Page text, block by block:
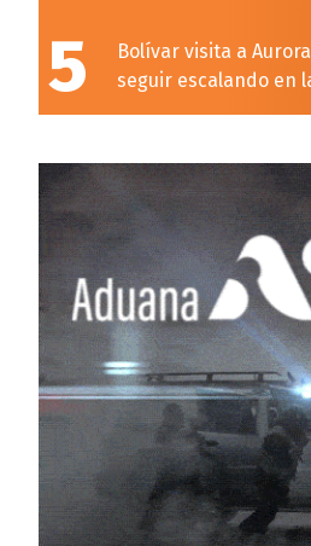
5
Bolívar visita a
seguir escalando en